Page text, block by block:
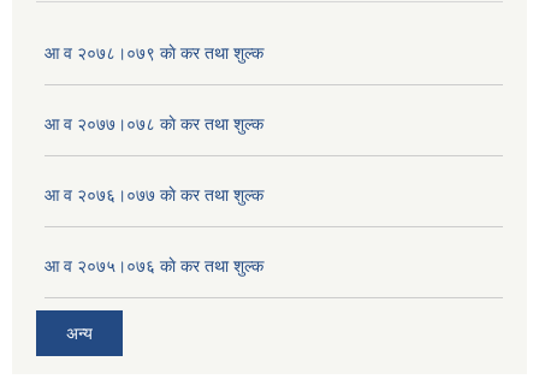
आ व २०७८।०७९ काे कर तथा शुल्क
आ व २०७७।०७८ काे कर तथा शुल्क
आ व २०७६।०७७ काे कर तथा शुल्क
आ व २०७५।०७६ काे कर तथा शुल्क
अन्य